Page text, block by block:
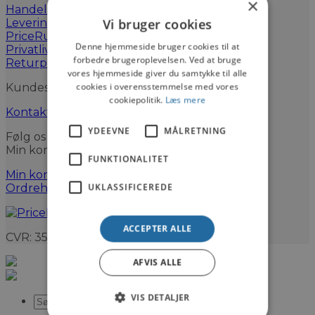
Handelsbetingelser
Leveringsinformation
PriceRunner Købsgaranti
Privatlivspolitik
Returpolitik
Kundeservice
Kontakt os
Følg os
Min konto
Min konto
Ordrehistorik
CVR: 35128980
Søg
×
Vi bruger cookies
Denne hjemmeside bruger cookies til at
forbedre brugeroplevelsen. Ved at bruge
vores hjemmeside giver du samtykke til alle
cookies i overensstemmelse med vores
cookiepolitik. Læs mere
YDEEVNE MÅLRETNING
FUNKTIONALITET
UKLASSIFICEREDE
ACCEPTER ALLE
AFVIS ALLE
VIS DETALJER